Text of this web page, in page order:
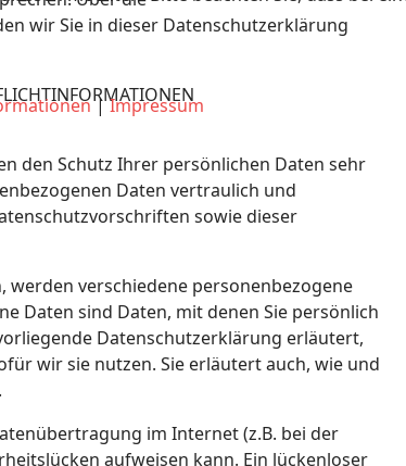
wir Sie in dieser Datenschutzerklärung
den Schutz Ihrer persönlichen Daten sehr
Daten vertraulich und
sowie dieser
werden verschiedene personenbezogene
Daten sind Daten, mit denen Sie persönlich
Datenschutzerklärung erläutert,
wir sie nutzen. Sie erläutert auch, wie und
im Internet (z.B. bei der
aufweisen kann. Ein lückenloser
|Impressum